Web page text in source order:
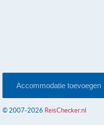
Accommodatie toevoegen
© 2007-2026 ReisChecker.nl